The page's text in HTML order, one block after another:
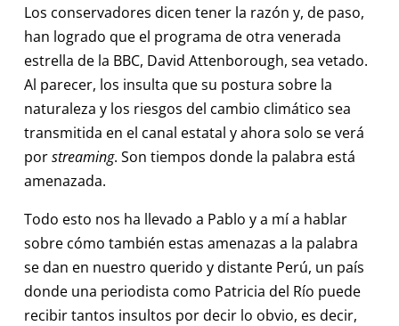
Los conservadores dicen tener la razón y, de paso,
han logrado que el programa de otra venerada
estrella de la BBC, David Attenborough, sea vetado.
Al parecer, los insulta que su postura sobre la
naturaleza y los riesgos del cambio climático sea
transmitida en el canal estatal y ahora solo se verá
porstreaming. Son tiempos donde la palabra está
amenazada.
Todo esto nos ha llevado a Pablo y a mí a hablar
sobre cómo también estas amenazas a la palabra
se dan en nuestro querido y distante Perú, un país
donde una periodista como Patricia del Río puede
recibir tantos insultos por decir lo obvio, es decir,